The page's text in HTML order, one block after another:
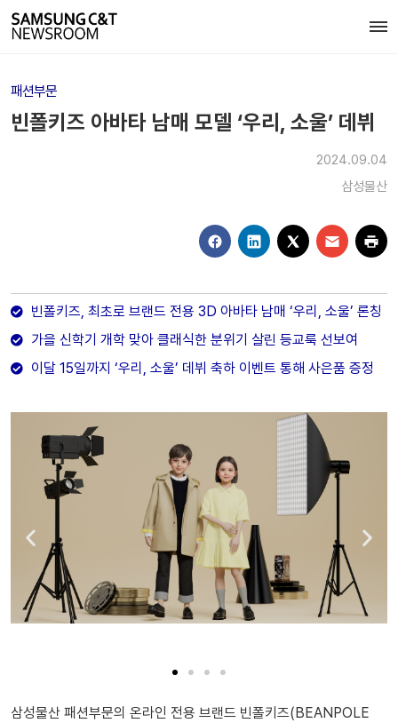
패션부문
빈폴키즈 아바타 남매 모델 ‘우리, 소울’ 데뷔
2024.09.04
삼성물산
빈폴키즈, 최초로 브랜드 전용 3D 아바타 남매 ‘우리, 소울’ 론칭
가을 신학기 개학 맞아 클래식한 분위기 살린 등교룩 선보여
이달 15일까지 ‘우리, 소울’ 데뷔 축하 이벤트 통해 사은품 증정
삼성물산 패션부문의 온라인 전용 브랜드 빈폴키즈(BEANPOLE